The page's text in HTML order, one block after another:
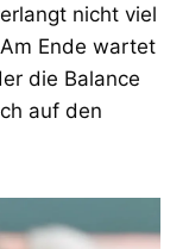
nicht viel
Ende wartet
die Balance
auf den